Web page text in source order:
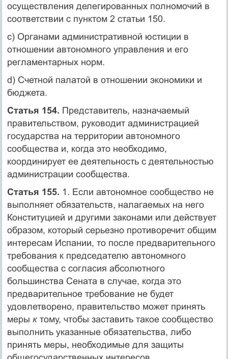
осуществления делегированных полномочий в
соответствии с пунктом 2 статьи 150.
с) Органами административной юстиции в
отношении автономного управления и его
регламентарных норм.
d) Счетной палатой в отношении экономики и
бюджета.
Статья 154. Представитель, назначаемый
правительством, руководит администрацией
государства на территории автономного
сообщества и, когда это необходимо,
координирует ее деятельность с деятельностью
администрации сообщества.
Статья 155. 1. Если автономное сообщество не
выполняет обязательств, налагаемых на него
Конституцией и другими законами или действует
образом, который серьезно противоречит общим
интересам Испании, то после предварительного
требования к председателю автономного
сообщества с согласия абсолютного
большинства Сената в случае, когда это
предварительное требование не будет
удовлетворено, правительство может принять
меры ктому, чтобы заставить такое сообщество
выполнить указанные обязательства, либо
принять меры, необходимые для защиты